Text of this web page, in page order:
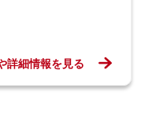
詳細情報を見る